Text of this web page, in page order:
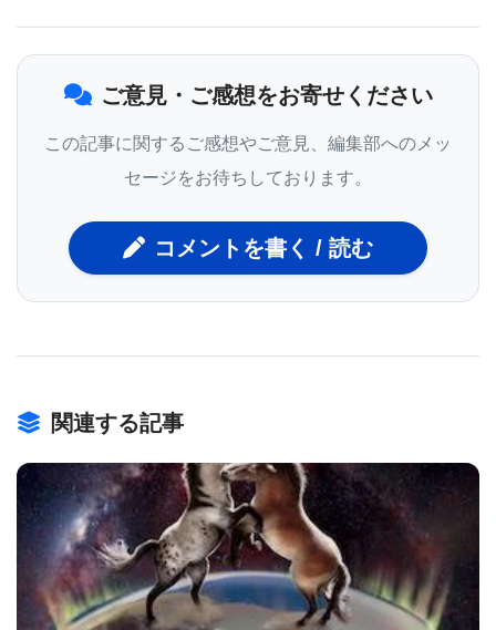
で､研究者らは､細胞老化が若さの源泉に迫るカギを
握っているのではないか､老化細胞を取り除けばマウ
スが若返ったというのは人間にも応用できるのでは
ないか､と考えた｡また､製薬企業も､老化細胞を死滅
させ､人間の抗老化作用をもたらす､老化細胞死誘導
を取り除くだけで､がんのような加齢関連疾患を予防
で､老化とがんは利害関係が競合している｡がんを防
ぐためには､組織が常に若い細胞で構成されるよう細
胞分裂を続けなければならない｣と述べている｡
Dr. GorbunovaとDr. Seluanovの2人は､がんそのもの
だけでなく､がんと老化､DNA修復などとの関係も研
ご意見・ご感想をお寄せください
この記事に関するご感想やご意見、編集部へのメッ
セージをお待ちしております。
コメントを書く / 読む
関連する記事
BIOMARKET JP